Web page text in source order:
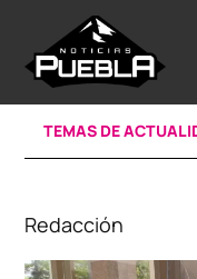
content
TEMAS DE
Redacción